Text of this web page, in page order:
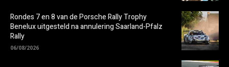
Rondes 7 en 8 van de Porsche Rally Trophy
Benelux uitgesteld na annulering Saarland-Pfalz
Rally
06/08/2026